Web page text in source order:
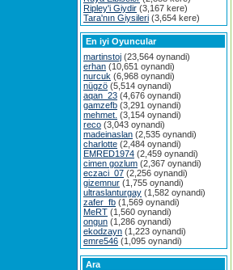
Ripley'i Giydir (3,167 kere)
Tara'nın Giysileri (3,654 kere)
En iyi Oyuncular
martinstoj (23,564 oynandi)
erhan (10,651 oynandi)
nurcuk (6,968 oynandi)
nügzö (5,514 oynandi)
aqan_23 (4,676 oynandi)
gamzefb (3,291 oynandi)
mehmet. (3,154 oynandi)
reco (3,043 oynandi)
madeinaslan (2,535 oynandi)
charlotte (2,484 oynandi)
EMRED1974 (2,459 oynandi)
cimen gozlum (2,367 oynandi)
eczaci_07 (2,256 oynandi)
gizemnur (1,755 oynandi)
ultraslanturgay (1,582 oynandi)
zafer_fb (1,569 oynandi)
MeRT (1,560 oynandi)
ongun (1,286 oynandi)
ekodzayn (1,223 oynandi)
emre546 (1,095 oynandi)
Ara